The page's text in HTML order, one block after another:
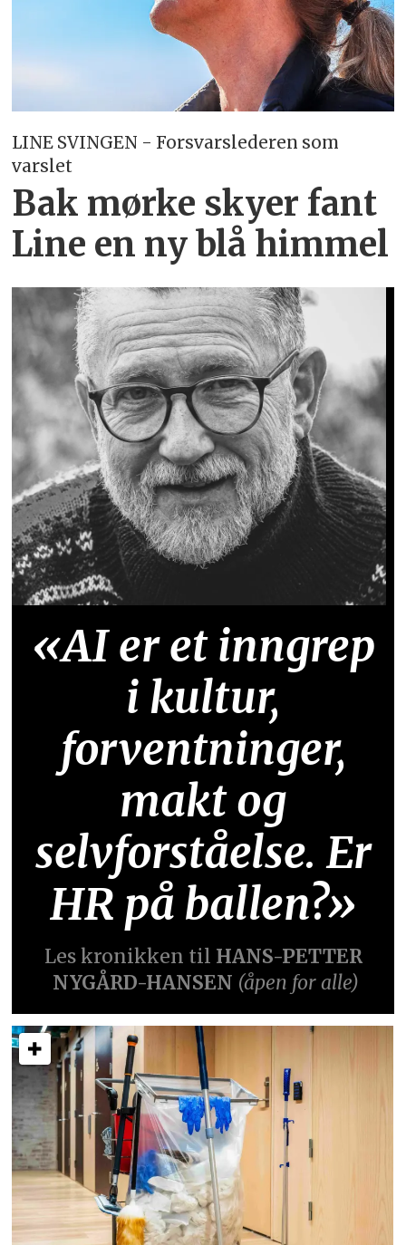
LINE SVINGEN - Forsvarslederen som
varslet
Bak mørke skyer fant
Line en ny blå himmel
«AI er et inngrep
i kultur,
forventninger,
makt og
selvforståelse. Er
HR på ballen?»
Les kronikken til HANS-PETTER
NYGÅRD-HANSEN (åpen for alle)